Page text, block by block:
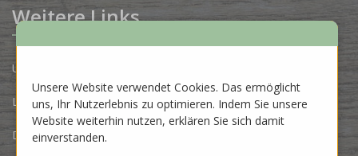
Weitere Links
Unsere Produzenten
Lose Ware Konzept
Dein Eigenlabel
Unsere Website verwendet Cookies. Das ermöglicht
uns, Ihr Nutzerlebnis zu optimieren. Indem Sie unsere
Website weiterhin nutzen, erklären Sie sich damit
einverstanden.